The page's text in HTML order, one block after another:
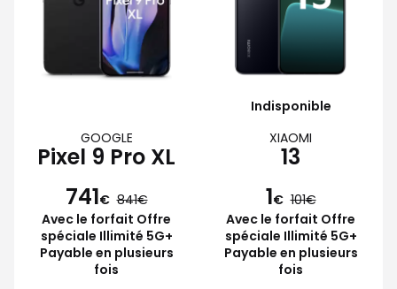
GOOGLE
Pixel 9 Pro XL
741€ 841
Avec le forfait Offre
spéciale Illimité 5G+
Payable en plusieurs
fois
Indisponible
XIAOMI
13
1€ 101
Avec le forfait Offre
spéciale Illimité 5G+
Payable en plusieurs
fois